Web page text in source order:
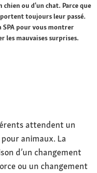
ou d'un chat. Parce que
toujours leur passé.
SPA pour vous montrer
les mauvaises surprises.
attendent un
animaux. La
d’un changement
ou un changement